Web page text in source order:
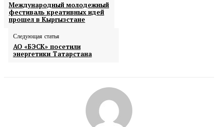
Международный молодежный
фестиваль креативных идей
прошел в Кыргызстане
Следующая статья
АО «БЭСК» посетили
энергетики Татарстана